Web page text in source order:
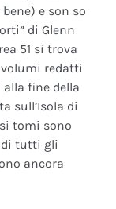
e son so
di Glenn
51 si trova
redatti
fine della
sull’Isola di
tomi sono
di tutti gli
ancora